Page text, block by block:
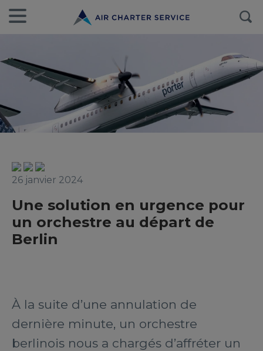
26 janvier 2024
Une solution en urgence pour
un orchestre au départ de
Berlin
À la suite d’une annulation de
dernière minute, un orchestre
berlinois nous a chargés d’affréter un